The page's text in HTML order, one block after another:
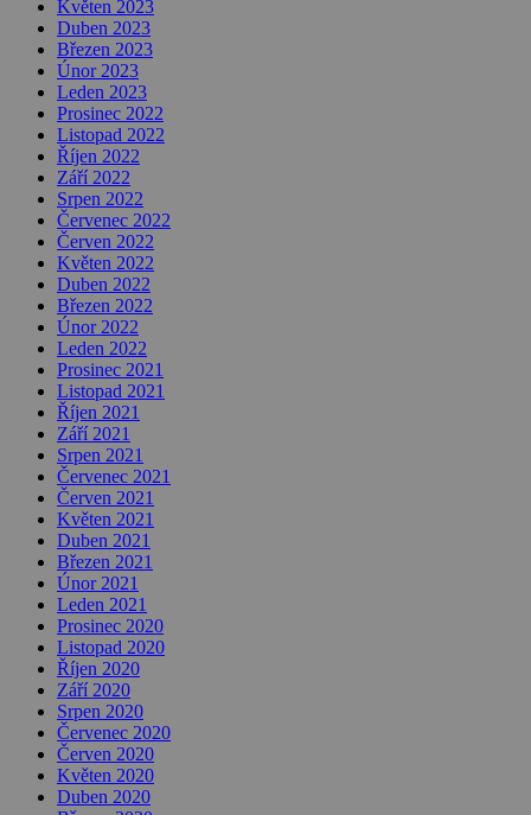
Květen 2023
Duben 2023
Březen 2023
Únor 2023
Leden 2023
Prosinec 2022
Listopad 2022
Říjen 2022
Září 2022
Srpen 2022
Červenec 2022
Červen 2022
Květen 2022
Duben 2022
Březen 2022
Únor 2022
Leden 2022
Prosinec 2021
Listopad 2021
Říjen 2021
Září 2021
Srpen 2021
Červenec 2021
Červen 2021
Květen 2021
Duben 2021
Březen 2021
Únor 2021
Leden 2021
Prosinec 2020
Listopad 2020
Říjen 2020
Září 2020
Srpen 2020
Červenec 2020
Červen 2020
Květen 2020
Duben 2020